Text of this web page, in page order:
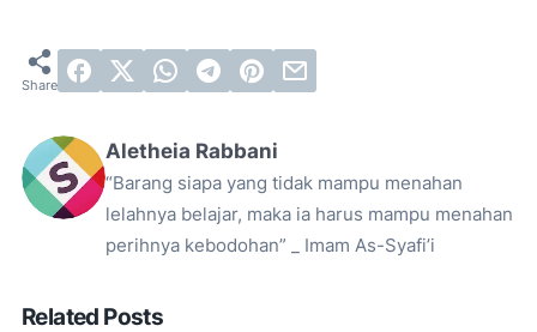
Aletheia Rabbani
“Barang siapa yang tidak mampu menahan
lelahnya belajar, maka ia harus mampu menahan
perihnya kebodohan” _ Imam As-Syafi’i
Related Posts